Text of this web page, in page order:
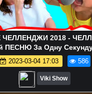
2018 -
ПЕСНЮ За Одну
Мамы / Вики Шоу
2023-03-04 17:03 586
Viki Show